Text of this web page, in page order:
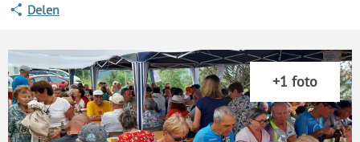
Delen
+1 foto